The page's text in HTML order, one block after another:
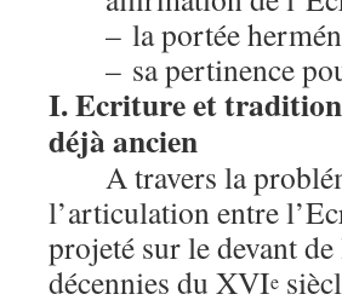
– la portée
– sa pertinence
I. Ecriture et
déjà ancien
A travers la
l’articulation entre
projeté sur le devant
décennies du XVIe